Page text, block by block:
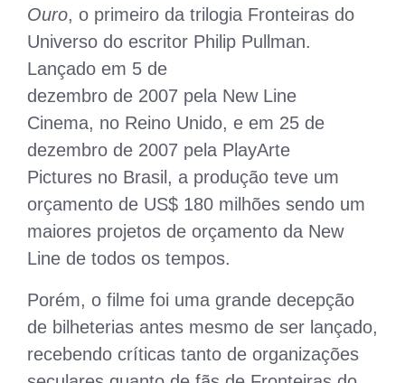
Ouro, o primeiro da trilogia Fronteiras do
Universo do escritor Philip Pullman.
Lançado em 5 de
dezembro de 2007 pela New Line
Cinema, no Reino Unido, e em 25 de
dezembro de 2007 pela PlayArte
Pictures no Brasil, a produção teve um
orçamento de US$ 180 milhões sendo um
maiores projetos de orçamento da New
Line de todos os tempos.
Porém, o filme foi uma grande decepção
de bilheterias antes mesmo de ser lançado,
recebendo críticas tanto de organizações